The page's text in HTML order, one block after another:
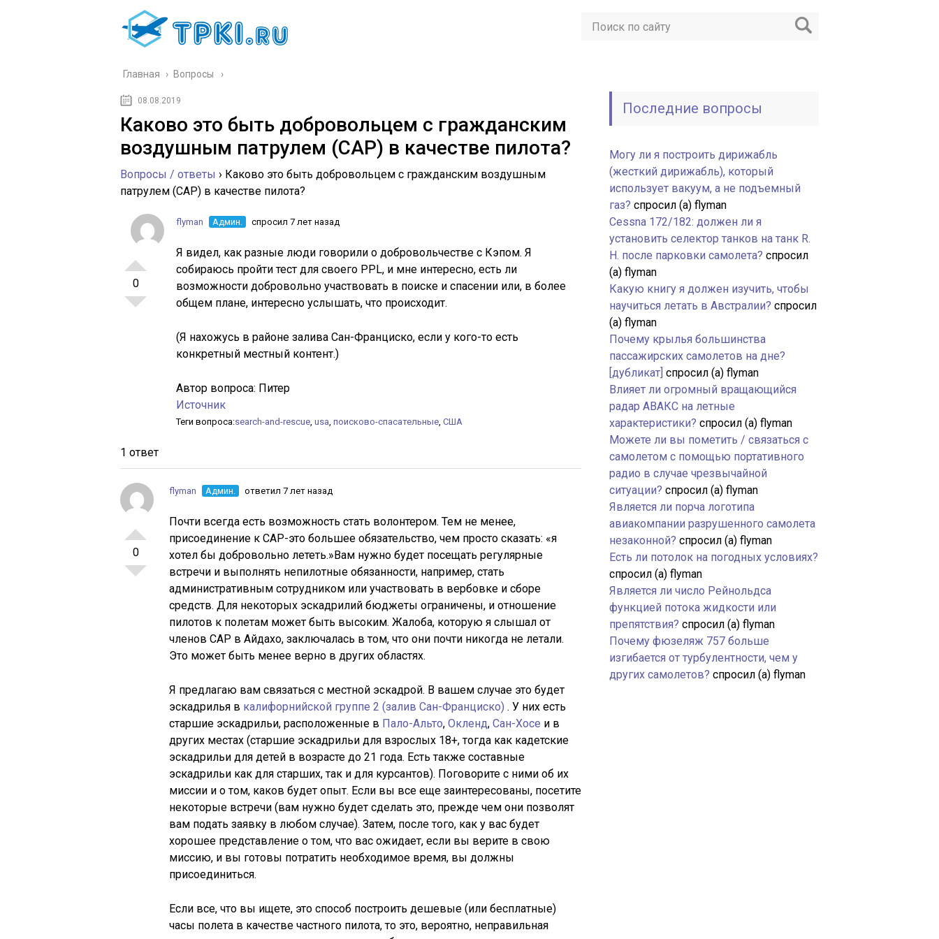
Главная › Вопросы
08.08.2019
Каково это быть добровольцем с гражданским
воздушным патрулем (CAP) в качестве пилота?
Вопросы / ответы › Каково это быть добровольцем с гражданским воздушным
патрулем (CAP) в качестве пилота?
0
flyman Админ. спросил 7 лет назад
Я видел, как разные люди говорили о добровольчестве с Кэпом. Я
собираюсь пройти тест для своего PPL, и мне интересно, есть ли
возможности добровольно участвовать в поиске и спасении или, в более
общем плане, интересно услышать, что происходит.
(Я нахожусь в районе залива Сан-Франциско, если у кого-то есть
конкретный местный контент.)
Автор вопроса: Питер
Источник
Теги вопроса:search-and-rescue, usa, поисково-спасательные, США
1 ответ
0
flyman Админ. ответил 7 лет назад
Почти всегда есть возможность стать волонтером. Тем не менее,
присоединение к CAP-это большее обязательство, чем просто сказать: «я
хотел бы добровольно лететь.»Вам нужно будет посещать регулярные
встречи и выполнять непилотные обязанности, например, стать
административным сотрудником или участвовать в вербовке и сборе
средств. Для некоторых эскадрилий бюджеты ограничены, и отношение
пилотов к полетам может быть высоким. Жалоба, которую я слышал от
членов CAP в Айдахо, заключалась в том, что они почти никогда не летали.
Это может быть менее верно в других областях.
Я предлагаю вам связаться с местной эскадрой. В вашем случае это будет
эскадрилья в калифорнийской группе 2 (залив Сан-Франциско) . У них есть
старшие эскадрильи, расположенные в Пало-Альто, Окленд, Сан-Хосе и в
других местах (старшие эскадрильи для взрослых 18+, тогда как кадетские
эскадрильи для детей в возрасте до 21 года. Есть также составные
эскадрильи как для старших, так и для курсантов). Поговорите с ними об их
миссии и о том, каков будет опыт. Если вы все еще заинтересованы, посетите
некоторые встречи (вам нужно будет сделать это, прежде чем они позволят
вам подать заявку в любом случае). Затем, после того, как у вас будет
хорошее представление о том, что вас ожидает, если вы верите в свою
миссию, и вы готовы потратить необходимое время, вы должны
присоединиться.
Если все, что вы ищете, это способ построить дешевые (или бесплатные)
часы полета в качестве частного пилота, то это, вероятно, неправильная
Последние вопросы
Могу ли я построить дирижабль
(жесткий дирижабль), который
использует вакуум, а не подъемный
газ? спросил (а) flyman
Cessna 172/182: должен ли я
установить селектор танков на танк R.
H. после парковки самолета? спросил
(а) flyman
Какую книгу я должен изучить, чтобы
научиться летать в Австралии? спросил
(а) flyman
Почему крылья большинства
пассажирских самолетов на дне?
[дубликат] спросил (а) flyman
Влияет ли огромный вращающийся
радар АВАКС на летные
характеристики? спросил (а) flyman
Можете ли вы пометить / связаться с
самолетом с помощью портативного
радио в случае чрезвычайной
ситуации? спросил (а) flyman
Является ли порча логотипа
авиакомпании разрушенного самолета
незаконной? спросил (а) flyman
Есть ли потолок на погодных условиях?
спросил (а) flyman
Является ли число Рейнольдса
функцией потока жидкости или
препятствия? спросил (а) flyman
Почему фюзеляж 757 больше
изгибается от турбулентности, чем у
других самолетов? спросил (а) flyman